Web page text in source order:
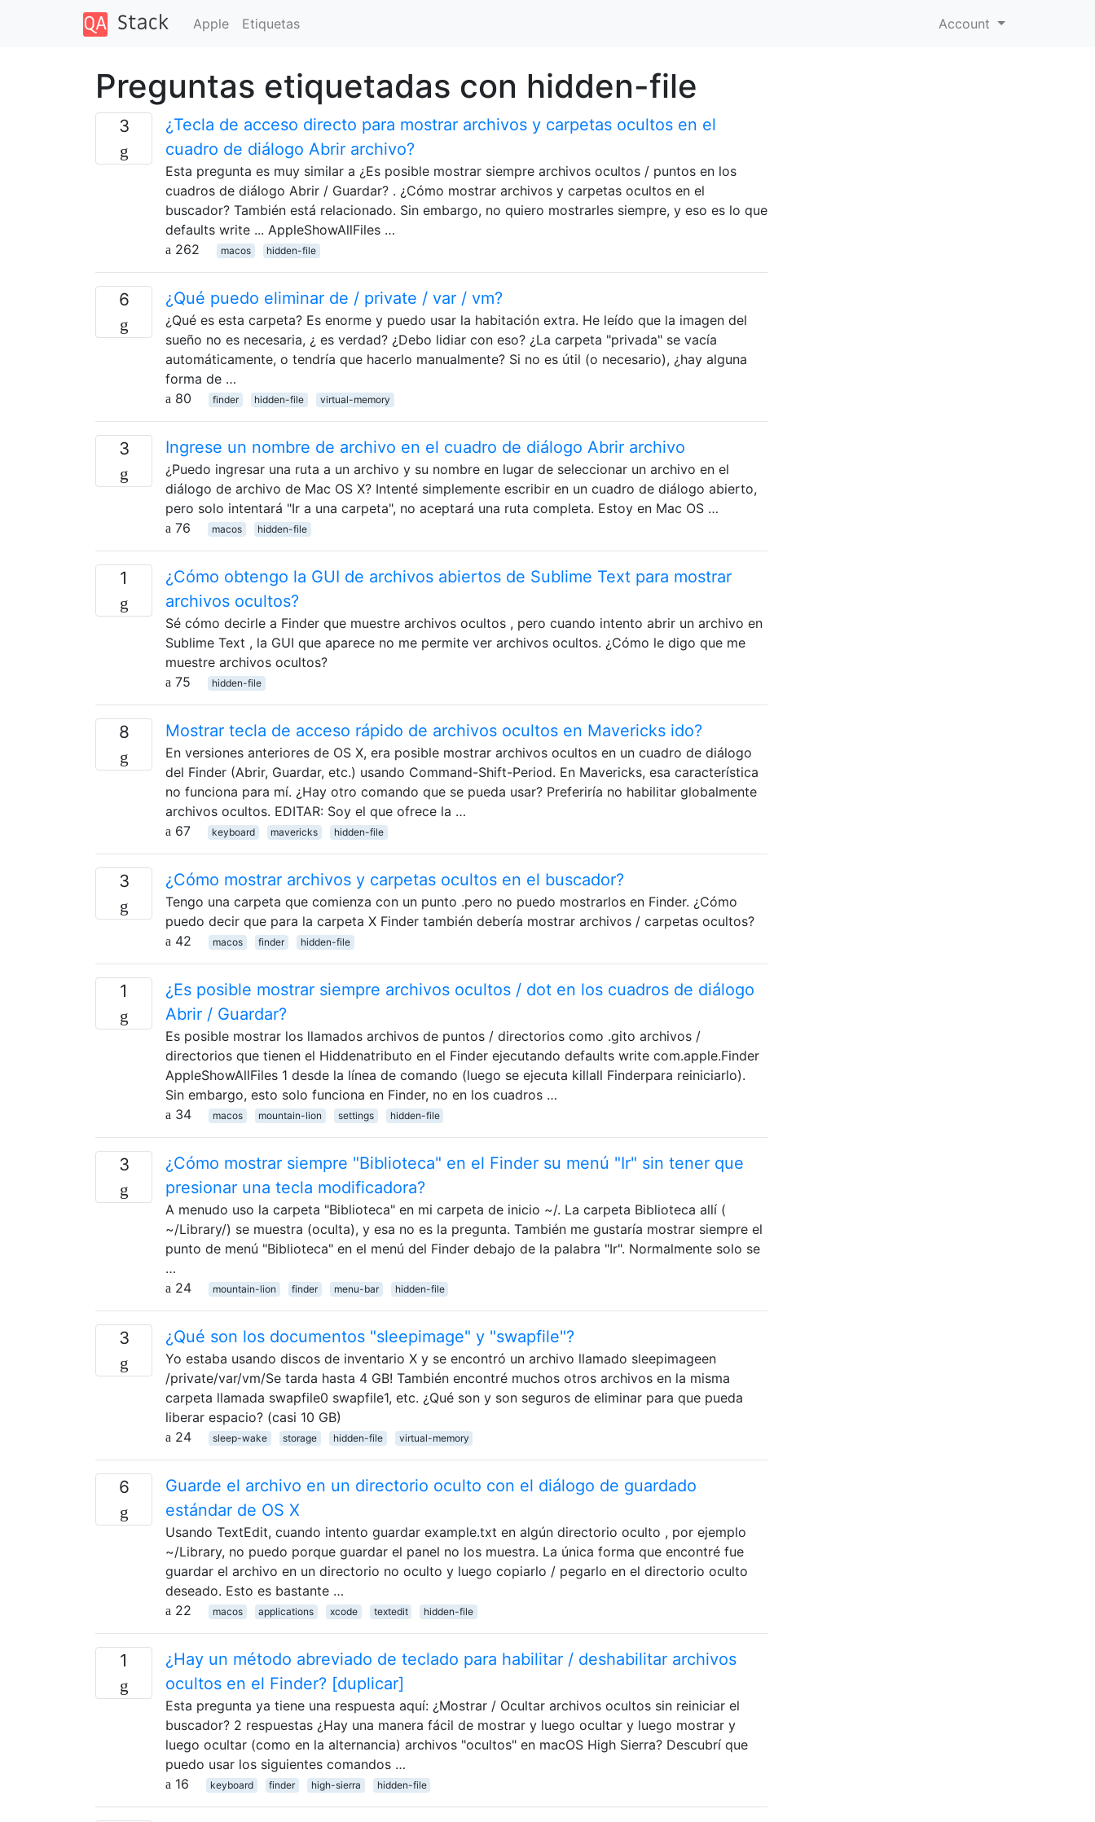
Apple Etiquetas Account
Preguntas etiquetadas con hidden-file
3
¿Tecla de acceso directo para mostrar archivos y carpetas ocultos en el
cuadro de diálogo Abrir archivo?
Esta pregunta es muy similar a ¿Es posible mostrar siempre archivos ocultos / puntos en los
cuadros de diálogo Abrir / Guardar? . ¿Cómo mostrar archivos y carpetas ocultos en el
buscador? También está relacionado. Sin embargo, no quiero mostrarles siempre, y eso es lo que
defaults write ... AppleShowAllFiles …
262
macos hidden-file
6 ¿Qué puedo eliminar de / private / var / vm?
¿Qué es esta carpeta? Es enorme y puedo usar la habitación extra. He leído que la imagen del
sueño no es necesaria, ¿ es verdad? ¿Debo lidiar con eso? ¿La carpeta "privada" se vacía
automáticamente, o tendría que hacerlo manualmente? Si no es útil (o necesario), ¿hay alguna
forma de …
80
finder hidden-file virtual-memory
3 Ingrese un nombre de archivo en el cuadro de diálogo Abrir archivo
¿Puedo ingresar una ruta a un archivo y su nombre en lugar de seleccionar un archivo en el
diálogo de archivo de Mac OS X? Intenté simplemente escribir en un cuadro de diálogo abierto,
pero solo intentará "Ir a una carpeta", no aceptará una ruta completa. Estoy en Mac OS …
76
macos hidden-file
1
¿Cómo obtengo la GUI de archivos abiertos de Sublime Text para mostrar
archivos ocultos?
Sé cómo decirle a Finder que muestre archivos ocultos , pero cuando intento abrir un archivo en
Sublime Text , la GUI que aparece no me permite ver archivos ocultos. ¿Cómo le digo que me
muestre archivos ocultos?
75
hidden-file
8 Mostrar tecla de acceso rápido de archivos ocultos en Mavericks ido?
En versiones anteriores de OS X, era posible mostrar archivos ocultos en un cuadro de diálogo
del Finder (Abrir, Guardar, etc.) usando Command-Shift-Period. En Mavericks, esa característica
no funciona para mí. ¿Hay otro comando que se pueda usar? Preferiría no habilitar globalmente
archivos ocultos. EDITAR: Soy el que ofrece la …
67
keyboard mavericks hidden-file
3 ¿Cómo mostrar archivos y carpetas ocultos en el buscador?
Tengo una carpeta que comienza con un punto .pero no puedo mostrarlos en Finder. ¿Cómo
puedo decir que para la carpeta X Finder también debería mostrar archivos / carpetas ocultos?
42
macos finder hidden-file
1
¿Es posible mostrar siempre archivos ocultos / dot en los cuadros de diálogo
Abrir / Guardar?
Es posible mostrar los llamados archivos de puntos / directorios como .gito archivos /
directorios que tienen el Hiddenatributo en el Finder ejecutando defaults write com.apple.Finder
AppleShowAllFiles 1 desde la línea de comando (luego se ejecuta killall Finderpara reiniciarlo).
Sin embargo, esto solo funciona en Finder, no en los cuadros …
34
macos mountain-lion settings hidden-file
3
¿Cómo mostrar siempre "Biblioteca" en el Finder su menú "Ir" sin tener que
presionar una tecla modificadora?
A menudo uso la carpeta "Biblioteca" en mi carpeta de inicio ~/. La carpeta Biblioteca allí (
~/Library/) se muestra (oculta), y esa no es la pregunta. También me gustaría mostrar siempre el
punto de menú "Biblioteca" en el menú del Finder debajo de la palabra "Ir". Normalmente solo se
…
24
mountain-lion finder menu-bar hidden-file
3 ¿Qué son los documentos "sleepimage" y "swapfile"?
Yo estaba usando discos de inventario X y se encontró un archivo llamado sleepimageen
/private/var/vm/Se tarda hasta 4 GB! También encontré muchos otros archivos en la misma
carpeta llamada swapfile0 swapfile1, etc. ¿Qué son y son seguros de eliminar para que pueda
liberar espacio? (casi 10 GB)
24
sleep-wake storage hidden-file virtual-memory
6
Guarde el archivo en un directorio oculto con el diálogo de guardado
estándar de OS X
Usando TextEdit, cuando intento guardar example.txt en algún directorio oculto , por ejemplo
~/Library, no puedo porque guardar el panel no los muestra. La única forma que encontré fue
guardar el archivo en un directorio no oculto y luego copiarlo / pegarlo en el directorio oculto
deseado. Esto es bastante …
22
macos applications xcode textedit hidden-file
1
¿Hay un método abreviado de teclado para habilitar / deshabilitar archivos
ocultos en el Finder? [duplicar]
Esta pregunta ya tiene una respuesta aquí: ¿Mostrar / Ocultar archivos ocultos sin reiniciar el
buscador? 2 respuestas ¿Hay una manera fácil de mostrar y luego ocultar y luego mostrar y
luego ocultar (como en la alternancia) archivos "ocultos" en macOS High Sierra? Descubrí que
puedo usar los siguientes comandos …
16
keyboard finder high-sierra hidden-file